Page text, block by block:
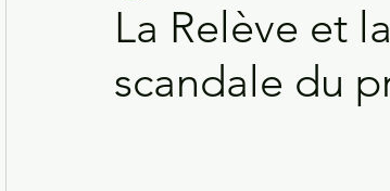
La Relève et
scandale du